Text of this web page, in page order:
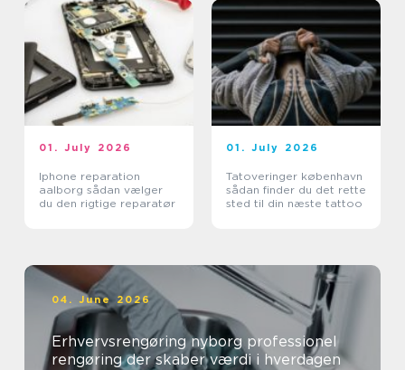
01. July 2026
Iphone reparation
aalborg sådan vælger
du den rigtige reparatør
01. July 2026
Tatoveringer københavn
sådan finder du det rette
sted til din næste tattoo
04. June 2026
Erhvervsrengøring nyborg professionel
rengøring der skaber værdi i hverdagen